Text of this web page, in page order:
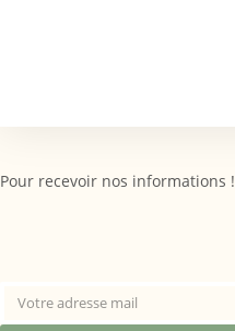
Pour recevoir nos informations !